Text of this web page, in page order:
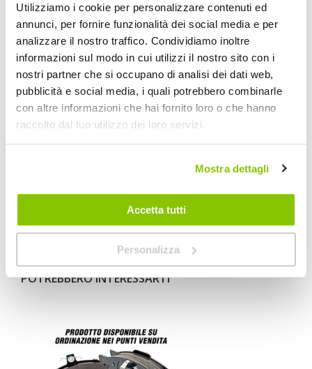
Utilizziamo i cookie per personalizzare contenuti ed
annunci, per fornire funzionalità dei social media e per
analizzare il nostro traffico. Condividiamo inoltre
informazioni sul modo in cui utilizzi il nostro sito con i
nostri partner che si occupano di analisi dei dati web,
pubblicità e social media, i quali potrebbero combinarle
con altre informazioni che hai fornito loro o che hanno
raccolto dal tuo utilizzo dei loro servizi.
Mostra dettagli
Accetta tutti
Personalizza
Pastiglie freno
1
Super Prezzo, Prezzo speciale, Promozione
BREMBO
Anteriore
Veicoli compatibili
Opel Insignia A (G09) 1.6 Turbo (68) 132kW 180hp 2008 > 2017
Opel Insignia A (G09) 1.8 (68) 103kW 140hp 2008 > 2017
Opel Insignia A (G09) 1.4 LPG (68) 103kW 140hp 2012 > 2017
Opel Insignia A (G09) 1.6 SIDI (68) 125kW 170hp 2013 > 2017
Opel Insignia A (G09) 1.6 CDTi (68) 100kW 136hp 2015 > 2017
Opel Insignia A (G09) 1.6 CDTi (68) 88kW 120hp 2015 > 2017
POTREBBERO INTERESSARTI